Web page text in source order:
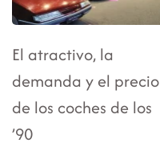
El atractivo, la
demanda y el precio
de los coches de los
’90